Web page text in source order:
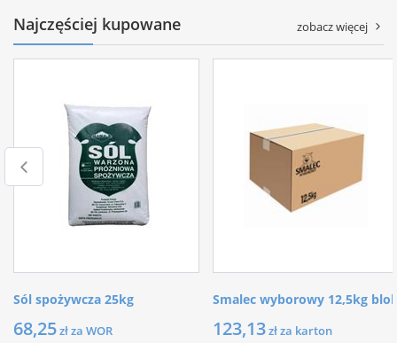
Najczęściej kupowane zobacz więcej
Sól spożywcza 25kg
68,25zł za WOR
Smalec wyborowy 12,5kg
123,13zł za karton